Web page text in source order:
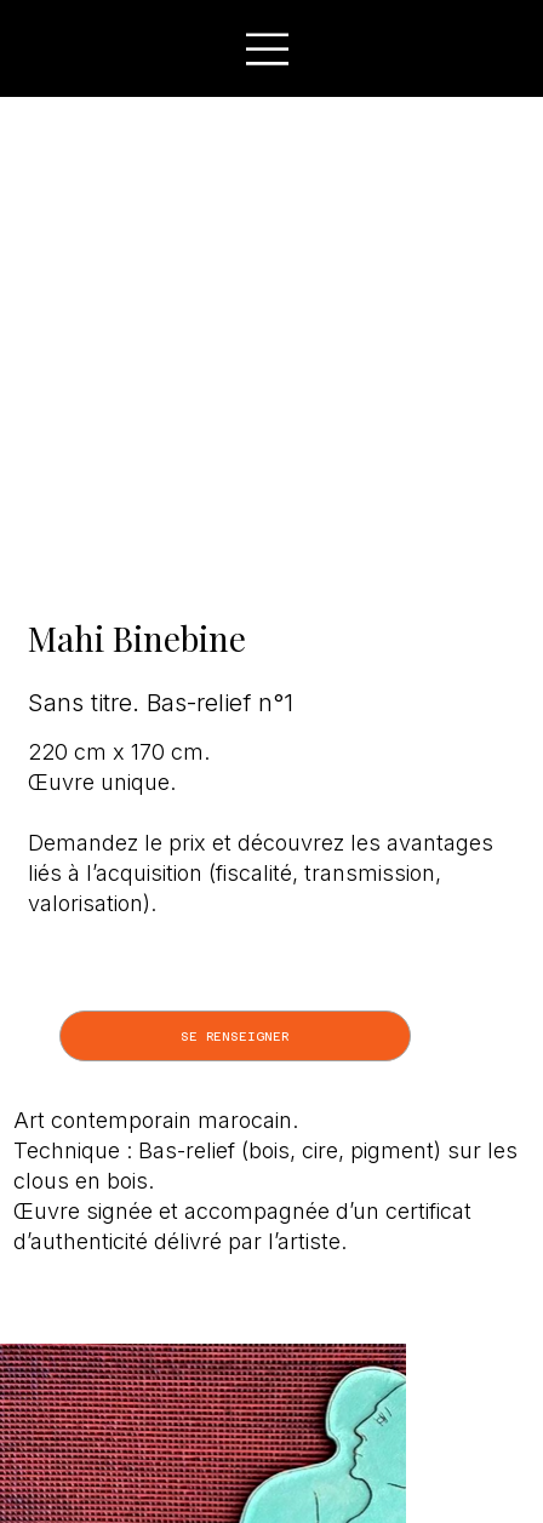
Mahi Binebine
Sans titre. Bas-relief n°1
220 cm x 170 cm.
Œuvre unique.
Demandez le prix et découvrez les avantages
liés à l’acquisition (fiscalité, transmission,
valorisation).
SE RENSEIGNER
Art contemporain marocain.
Technique : Bas-relief (bois, cire, pigment) sur les
clous en bois.
Œuvre signée et accompagnée d’un certificat
d’authenticité délivré par l’artiste.